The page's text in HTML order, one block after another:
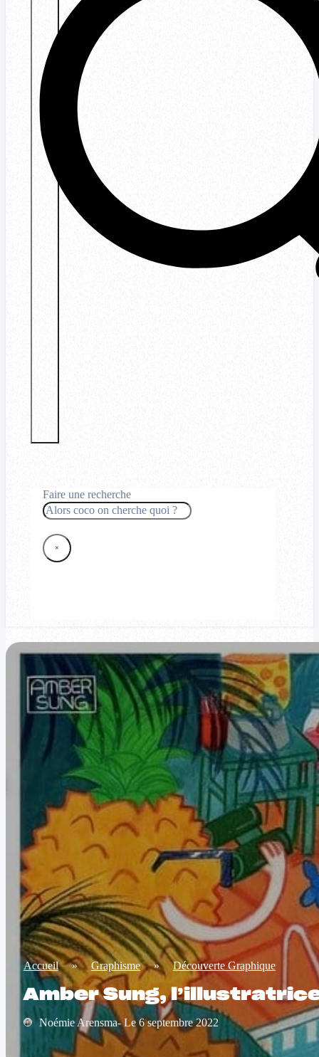
Faire une recherche
Rechercher
×
Accueil » Graphisme » Découverte Graphique
Amber Sung,
Noémie Arensma- Le 6 septembre 2022